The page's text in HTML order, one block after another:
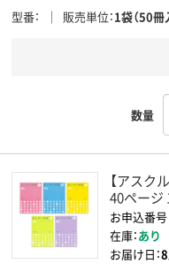
型番 販売単位 1袋（50冊
数量
【アスク
40ページ
お申込番号
在庫：あり
お届け日：